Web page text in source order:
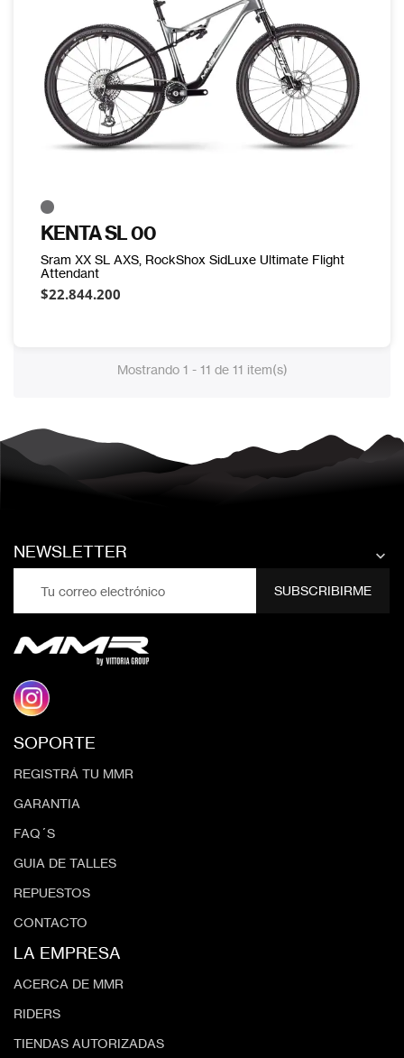
KENTA SL 00
Sram XX SL AXS, RockShox SidLuxe Ultimate Flight
Attendant
$22.844.200
Mostrando 1 - 11 de 11 item(s)
NEWSLETTER 
SUBSCRIBIRME
SOPORTE
REGISTRÁ TU MMR
GARANTIA
FAQ´S
GUIA DE TALLES
REPUESTOS
CONTACTO
LA EMPRESA
ACERCA DE MMR
RIDERS
TIENDAS AUTORIZADAS